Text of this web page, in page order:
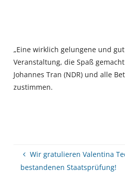
„Eine wirklich gelungene und
Veranstaltung, die Spaß
Johannes Tran (NDR) und alle
zustimmen.
Wir gratulieren Valentina
bestandenen Staatsprüfung!